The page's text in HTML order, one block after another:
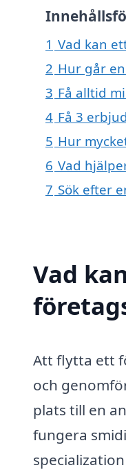
1 Vad kan
2 Hur går
3 Få alltid
4 Få 3
5 Hur
6 Vad
7 Sök efter
Vad
Att flytta ett
och
plats till en
fungera